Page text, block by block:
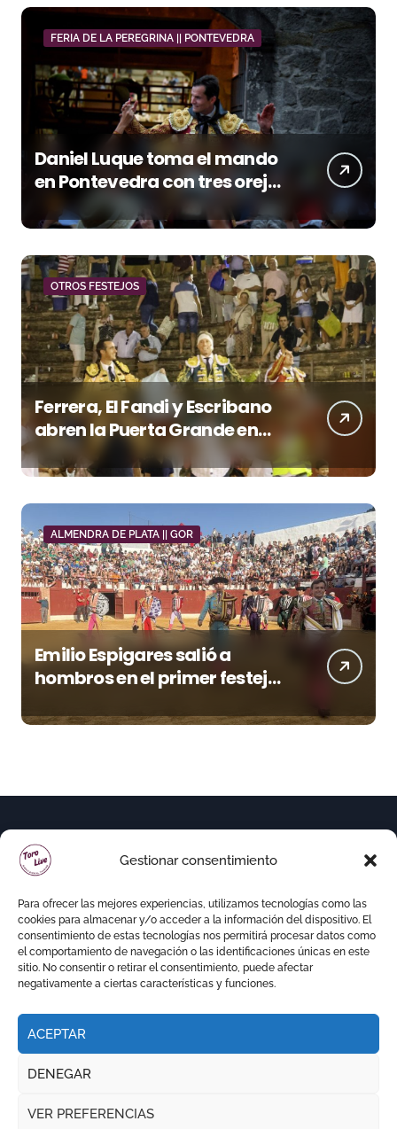
Gestionar consentimiento
Para ofrecer las mejores experiencias, utilizamos tecnologías como las
cookies para almacenar y/o acceder a la información del dispositivo. El
consentimiento de estas tecnologías nos permitirá procesar datos como
el comportamiento de navegación o las identificaciones únicas en este
sitio. No consentir o retirar el consentimiento, puede afectar
negativamente a ciertas características y funciones.
ACEPTAR
DENEGAR
VER PREFERENCIAS
FERIA DE LA PEREGRINA || PONTEVEDRA
Daniel Luque toma el mando
en Pontevedra con tres orejas
y una Puerta Grande de peso
OTROS FESTEJOS
Ferrera, El Fandi y Escribano
abren la Puerta Grande en
una tarde triunfal en Azuaga
ALMENDRA DE PLATA || GOR
Emilio Espigares salió a
hombros en el primer festejo
la Feria de Gor
Copyright © Todos los derechos reservados